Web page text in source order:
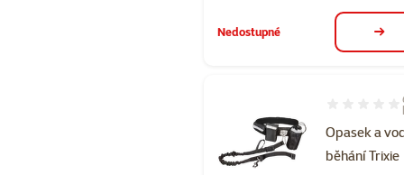
Nedostupné
Opasek a
běhání Trixie
Hodnocení